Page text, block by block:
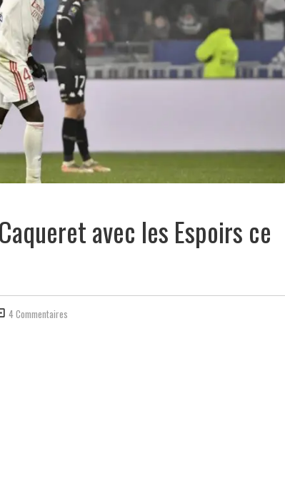
avec les Espoirs ce
4 Commentaires